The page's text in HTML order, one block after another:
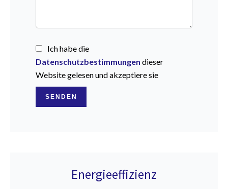
Ich habe die
Datenschutzbestimmungen dieser
Website gelesen und akzeptiere sie
SENDEN
Energieeffizienz